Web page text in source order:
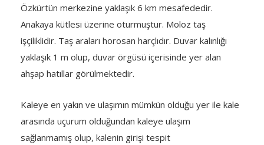
Özkürtün merkezine yaklaşık 6 km mesafededir.
Anakaya kütlesi üzerine oturmuştur. Moloz taş
işçiliklidir. Taş araları horosan harçlıdır. Duvar kalınlığı
yaklaşık 1 m olup, duvar örgüsü içerisinde yer alan
ahşap hatıllar görülmektedir.
Kaleye en yakın ve ulaşımın mümkün olduğu yer ile kale
arasında uçurum olduğundan kaleye ulaşım
sağlanmamış olup, kalenin girişi tespit